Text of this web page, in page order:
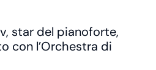
star del pianoforte,
con l’Orchestra di